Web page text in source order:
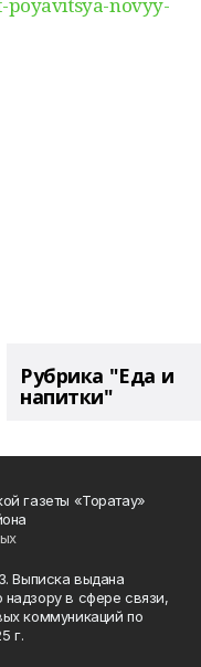
Рубрика "Еда и
напитки"
газеты «Торатау»
Выписка выдана
в сфере связи,
коммуникаций по
г.